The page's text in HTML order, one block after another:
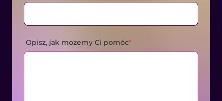
Opisz, jak możemy Ci pomóc*